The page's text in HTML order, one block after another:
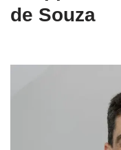
de Souza